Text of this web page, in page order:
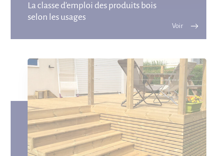
La classe d’emploi des produits bois
selon les usages